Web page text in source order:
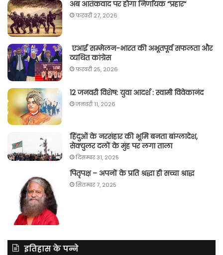
अब आतंकवाद पर होगा निर्णायक “प्रहार“
फ़रवरी 27, 2026
एआई सम्मेलन-भारत की अभूतपूर्व सफलता और
व्यथित कांग्रेस
फ़रवरी 25, 2026
12 जनवरी विशेष: युवा आदर्श : स्वामी विवेकानंद
जनवरी 11, 2026
हिंदुओं के नरसंहार की भूमि बनता बांग्लादेश,
सेक्युलर दलों के मुंह पर लगा ताला
दिसम्बर 31, 2025
पितृपक्ष – अपनों के प्रति श्रद्धा ही सच्चा श्राद्ध
सितम्बर 7, 2025
इतिहास के पन्ने